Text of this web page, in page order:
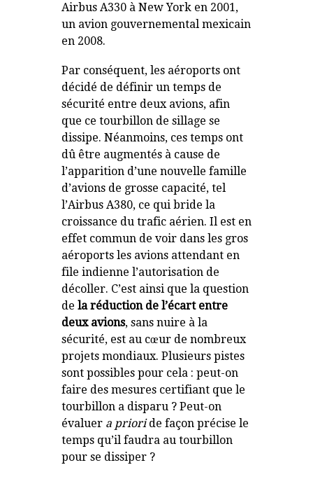
Airbus A330 à New York en 2001,
un avion gouvernemental mexicain
en 2008.
Par conséquent, les aéroports ont
décidé de définir un temps de
sécurité entre deux avions, afin
que ce tourbillon de sillage se
dissipe. Néanmoins, ces temps ont
dû être augmentés à cause de
l’apparition d’une nouvelle famille
d’avions de grosse capacité, tel
l’Airbus A380, ce qui bride la
croissance du trafic aérien. Il est en
effet commun de voir dans les gros
aéroports les avions attendant en
file indienne l’autorisation de
décoller. C’est ainsi que la question
de la réduction de l’écart entre
deux avions, sans nuire à la
sécurité, est au cœur de nombreux
projets mondiaux. Plusieurs pistes
sont possibles pour cela : peut-on
faire des mesures certifiant que le
tourbillon a disparu ? Peut-on
évaluer a prioride façon précise le
temps qu’il faudra au tourbillon
pour se dissiper ?